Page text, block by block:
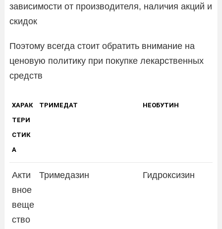
зависимости от производителя, наличия акций и
скидок
Поэтому всегда стоит обратить внимание на
ценовую политику при покупке лекарственных
средств
ХАРАК
ТЕРИ
СТИК
А
ТРИМЕДАТ НЕОБУТИН
Акти
вное
веще
ство
Тримедазин Гидроксизин